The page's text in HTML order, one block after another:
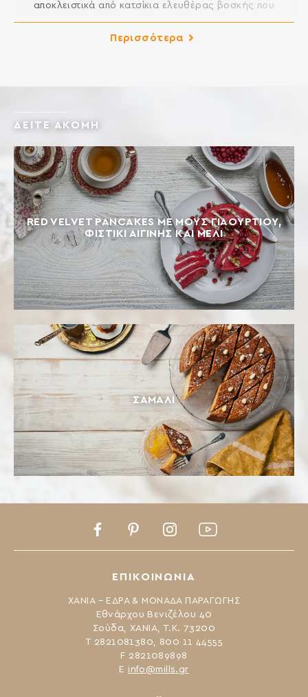
αποκλειστικά από κατσίκια ελευθέρας βοσκής που
οικοσύστημα του νησιού με πλούσια χλωρίδα, αρωματικά
Περισσότερα
ΔΕΙΤΕ ΑΚΟΜΗ
RED VELVET PANCAKES ΜΕ ΜΟΥΣ ΓΙΑΟΥΡΤΙΟΎ,
ΦΙΣΤΊΚΙ ΑΙΓΊΝΗΣ ΚΑΙ ΜΈΛΙ
ΣΆΜΑΛΙ
ΕΠΙΚΟΙΝΩΝΙΑ
ΧΑΝΙΑ – ΕΔΡΑ & ΜΟΝΑΔΑ ΠΑΡΑΓΩΓΗΣ
Εθνάρχου Βενιζέλου 40
Σούδα, ΧΑΝΙΑ, Τ.Κ. 73200
Τ 2821081380, 800 11 44555
F 2821089898
Ε info@mills.gr
FacebookPinterestInstagramYoutube